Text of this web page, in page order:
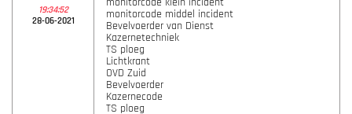
19:34:52
28-06-2021
monitorcode middel incident
Bevelvoerder van Dienst
Kazernetechniek
TS ploeg
Lichtkrant
OVD Zuid
Bevelvoerder
Kazernecode
TS ploeg